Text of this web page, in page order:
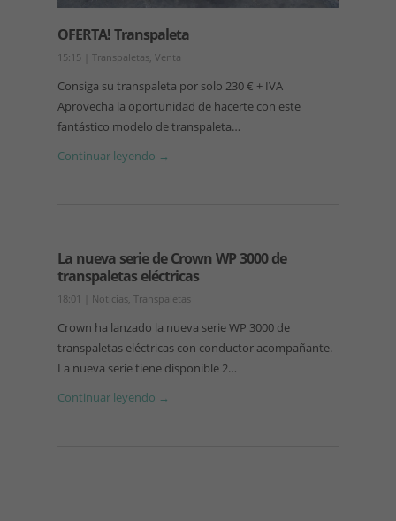
OFERTA! Transpaleta
15:15 Transpaletas, Venta
Consiga su transpaleta por solo 230 € + IVA
Aprovecha la oportunidad de hacerte con este
fantástico modelo de transpaleta…
Continuar leyendo →
La nueva serie de Crown WP 3000 de
transpaletas eléctricas
18:01 Noticias, Transpaletas
Crown ha lanzado la nueva serie WP 3000 de
transpaletas eléctricas con conductor acompañante.
La nueva serie tiene disponible 2…
Continuar leyendo →